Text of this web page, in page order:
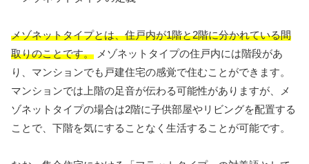
メゾネットタイプとは、住戸内が1階と2階に分かれている間
取りのことです。 メゾネットタイプの住戸内には階段があ
り、マンションでも戸建住宅の感覚で住むことができます。
マンションでは上階の足音が伝わる可能性がありますが、メ
ゾネットタイプの場合は2階に子供部屋やリビングを配置する
ことで、下階を気にすることなく生活することが可能です。